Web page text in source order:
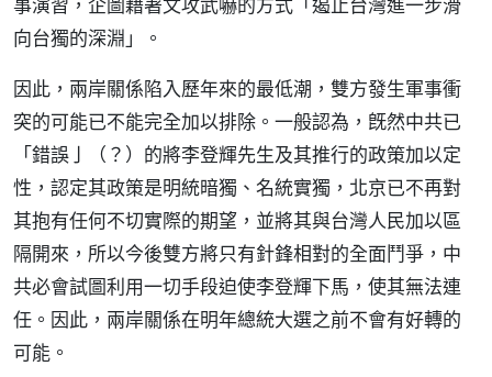
向台獨的深淵」。
因此，兩岸關係陷入歷年來的最低潮，雙方發生軍事衝
突的可能已不能完全加以排除。一般認為，旣然中共已
「錯誤亅（？）的將李登輝先生及其推行的政策加以定
性，認定其政策是明統暗獨、名統實獨，北京已不再對
其抱有任何不切實際的期望，並將其與台灣人民加以區
隔開來，所以今後雙方將只有針鋒相對的全面鬥爭，中
共必會試圖利用一切手段迫使李登輝下馬，使其無法連
任。因此，兩岸關係在明年總統大選之前不會有好轉的
可能。